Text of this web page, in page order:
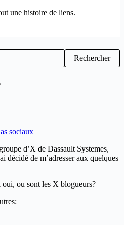
une histoire de liens.
Rechercher
sociaux
d’X de Dassault Systemes,
décidé de m’adresser aux quelques
ou sont les X blogueurs?